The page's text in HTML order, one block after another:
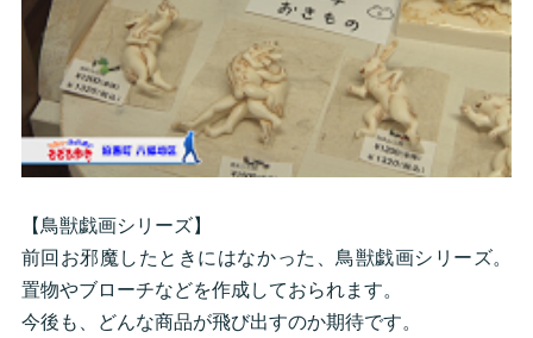
【鳥獣戯画シリーズ】
前回お邪魔したときにはなかった、鳥獣戯画シリーズ。
置物やブローチなどを作成しておられます。
今後も、どんな商品が飛び出すのか期待です。